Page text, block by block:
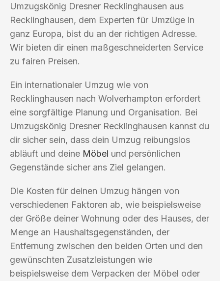
Umzugskönig Dresner Recklinghausen aus
Recklinghausen, dem Experten für Umzüge in
ganz Europa, bist du an der richtigen Adresse.
Wir bieten dir einen maßgeschneiderten Service
zu fairen Preisen.
Ein internationaler Umzug wie von
Recklinghausen nach Wolverhampton erfordert
eine sorgfältige Planung und Organisation. Bei
Umzugskönig Dresner Recklinghausen kannst du
dir sicher sein, dass dein Umzug reibungslos
abläuft und deine Möbel und persönlichen
Gegenstände sicher ans Ziel gelangen.
Die Kosten für deinen Umzug hängen von
verschiedenen Faktoren ab, wie beispielsweise
der Größe deiner Wohnung oder des Hauses, der
Menge an Haushaltsgegenständen, der
Entfernung zwischen den beiden Orten und den
gewünschten Zusatzleistungen wie
beispielsweise dem Verpacken der Möbel oder